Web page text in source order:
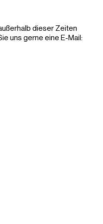
dieser Zeiten
uns gerne eine E-Mail: